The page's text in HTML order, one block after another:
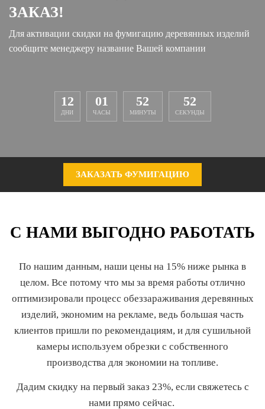
ЗАКАЗ!
Для активации скидки на фумигацию деревянных изделий
сообщите менеджеру название Вашей компании
12
ДНИ
01
ЧАСЫ
52
МИНУТЫ
52
СЕКУНДЫ
ЗАКАЗАТЬ ФУМИГАЦИЮ
С НАМИ ВЫГОДНО РАБОТАТЬ
По нашим данным, наши цены на 15% ниже рынка в
целом. Все потому что мы за время работы отлично
оптимизировали процесс обеззараживания деревянных
изделий, экономим на рекламе, ведь большая часть
клиентов пришли по рекомендациям, и для сушильной
камеры используем обрезки с собственного
производства для экономии на топливе.
Дадим скидку на первый заказ 23%, если свяжетесь с
нами прямо сейчас.